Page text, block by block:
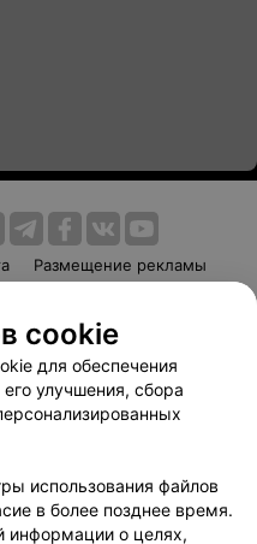
Размещение рекламы
Способы оплаты
103.by
данных
cookie
для обеспечения
его улучшения, сбора
использования файлов
в более позднее время.
информации о целях,